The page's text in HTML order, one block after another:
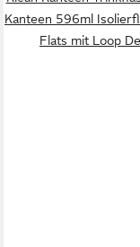
Kanteen 596ml
Flats mit Loop